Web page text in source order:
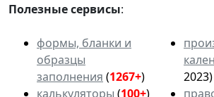
Полезные сервисы:
формы, бланки и
образцы
заполнения (1267+)
калькуляторы (100+)
2023)